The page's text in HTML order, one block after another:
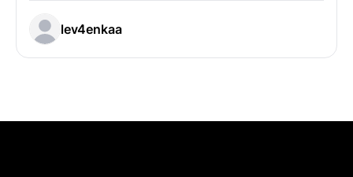
lev4enkaa